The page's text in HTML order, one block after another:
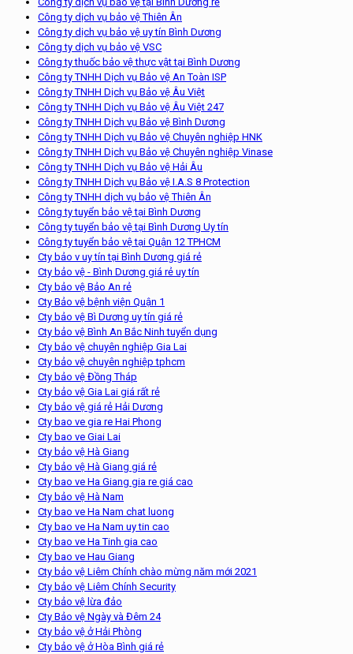
Công ty dịch vụ bảo vệ Thiên Ân
Công ty dịch vụ bảo vệ uy tín Bình Dương
Công ty dịch vụ bảo vệ VSC
Công ty thuốc bảo vệ thực vật tại Bình Dương
Công ty TNHH Dịch vụ Bảo vệ An Toàn ISP
Công ty TNHH Dịch vụ Bảo vệ Âu Việt
Công ty TNHH Dịch vụ Bảo vệ Âu Việt 247
Công ty TNHH Dịch vụ Bảo vệ Bình Dương
Công ty TNHH Dịch vụ Bảo vệ Chuyên nghiệp HNK
Công ty TNHH Dịch vụ Bảo vệ Chuyên nghiệp Vinase
Công ty TNHH Dịch vụ Bảo vệ Hải Âu
Công ty TNHH Dịch vụ Bảo vệ I.A.S 8 Protection
Công ty TNHH dịch vụ bảo vệ Thiên Ân
Công ty tuyển bảo vệ tại Bình Dương
Công ty tuyển bảo vệ tại Bình Dương Uy tín
Công ty tuyển bảo vệ tại Quận 12 TPHCM
Cty bảo v uy tín tại Bình Dương giá rẻ
Cty bảo vệ - Bình Dương giá rẻ uy tín
Cty bảo vệ Bảo An rẻ
Cty Bảo vệ bệnh viện Quận 1
Cty bảo vệ Bì Dương uy tín giá rẻ
Cty bảo vệ Bình An Bắc Ninh tuyển dụng
Cty bảo vệ chuyên nghiệp Gia Lai
Cty bảo vệ chuyên nghiệp tphcm
Cty bảo vệ Đồng Tháp
Cty bảo vệ Gia Lai giá rất rẻ
Cty bảo vệ giá rẻ Hải Dương
Cty bao ve gia re Hai Phong
Cty bao ve Giai Lai
Cty bảo vệ Hà Giang
Cty bảo vệ Hà Giang giá rẻ
Cty bao ve Ha Giang gia re giá cao
Cty bảo vệ Hà Nam
Cty bao ve Ha Nam chat luong
Cty bao ve Ha Nam uy tin cao
Cty bao ve Ha Tinh gia cao
Cty bao ve Hau Giang
Cty bảo vệ Liêm Chính chào mừng năm mới 2021
Cty bảo vệ Liêm Chính Security
Cty bảo vệ lừa đảo
Cty Bảo vệ Ngày và Đêm 24
Cty bảo vệ ở Hải Phòng
Cty bảo vệ ở Hòa Bình giá rẻ